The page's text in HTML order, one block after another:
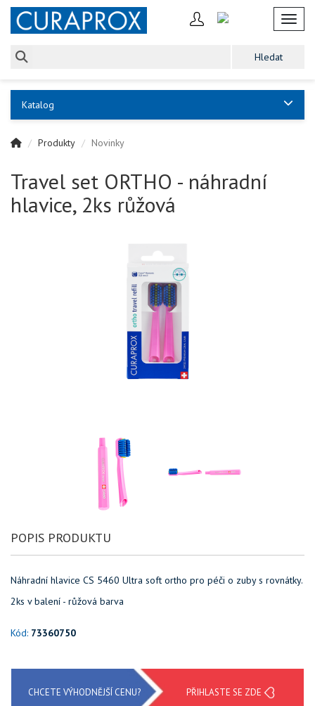
Katalog
Produkty Novinky
Travel set ORTHO - náhradní
hlavice, 2ks růžová
POPIS PRODUKTU
Náhradní hlavice CS 5460 Ultra soft ortho pro péči o zuby s rovnátky.
2ks v balení - růžová barva
Kód: 73360750
CHCETE VÝHODNĚJŠÍ CENU? PŘIHLASTE SE ZDE